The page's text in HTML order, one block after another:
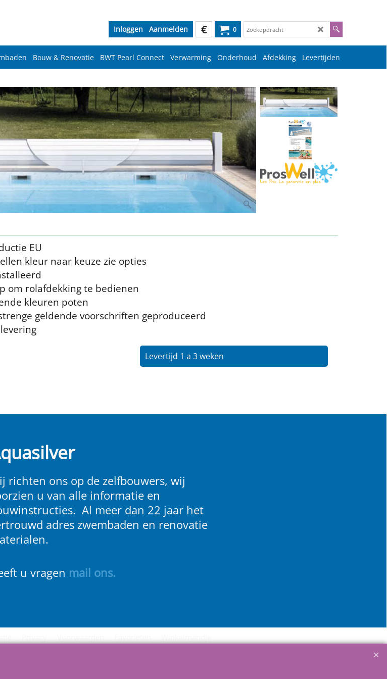
0
€
Inloggen Aanmelden
Bouw & Renovatie BWT Pearl Connect Verwarming Onderhoud Afdekking Levertijden
EU
kleur naar keuze zie opties
om rolafdekking te bedienen
kleuren poten
geldende voorschriften geproduceerd
Levertijd 1 a 3 weken
richten ons op de zelfbouwers, wij
u van alle informatie en
Al meer dan 22 jaar het
adres zwembaden en renovatie
u vragen mail ons.